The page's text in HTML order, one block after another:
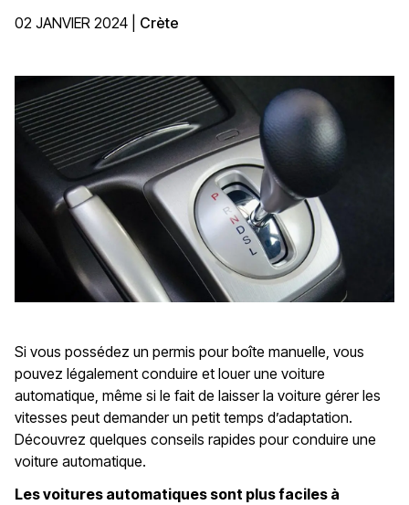
02 JANVIER 2024 Crète
Si vous possédez un permis pour boîte manuelle, vous
pouvez légalement conduire et louer une voiture
automatique, même si le fait de laisser la voiture gérer les
vitesses peut demander un petit temps d’adaptation.
Découvrez quelques conseils rapides pour conduire une
voiture automatique.
Les voitures automatiques sont plus faciles à